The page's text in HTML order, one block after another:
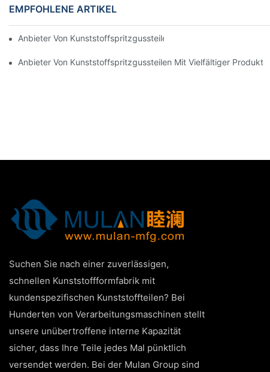
EMPFOHLENE ARTIKEL
Anbieter Von Kunststoffspritzgussteilen Mit Umfassender
Anbieter Von Kunststoffspritzgussteilen Mit Vielfältiger
Suchen Sie nach einer zuverlässigen,
schnellen Kunststoffformfabrik mit
kundenspezifischen Kunststoffteilen? Bei
Hunderten von Verarbeitungsmaschinen stellt
unsere unübertroffene interne Kapazität
sicher, dass Ihre Teile jedes Mal pünktlich
versendet werden. Bei der Mulan Group sind